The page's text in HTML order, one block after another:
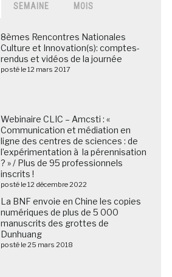
SEMAINE MOIS
8èmes Rencontres Nationales
Culture et Innovation(s): comptes-
rendus et vidéos de la journée
posté le 12 mars 2017
Webinaire CLIC – Amcsti : «
Communication et médiation en
ligne des centres de sciences : de
l’expérimentation à la pérennisation
? » / Plus de 95 professionnels
inscrits !
posté le 12 décembre 2022
La BNF envoie en Chine les copies
numériques de plus de 5 000
manuscrits des grottes de
Dunhuang
posté le 25 mars 2018